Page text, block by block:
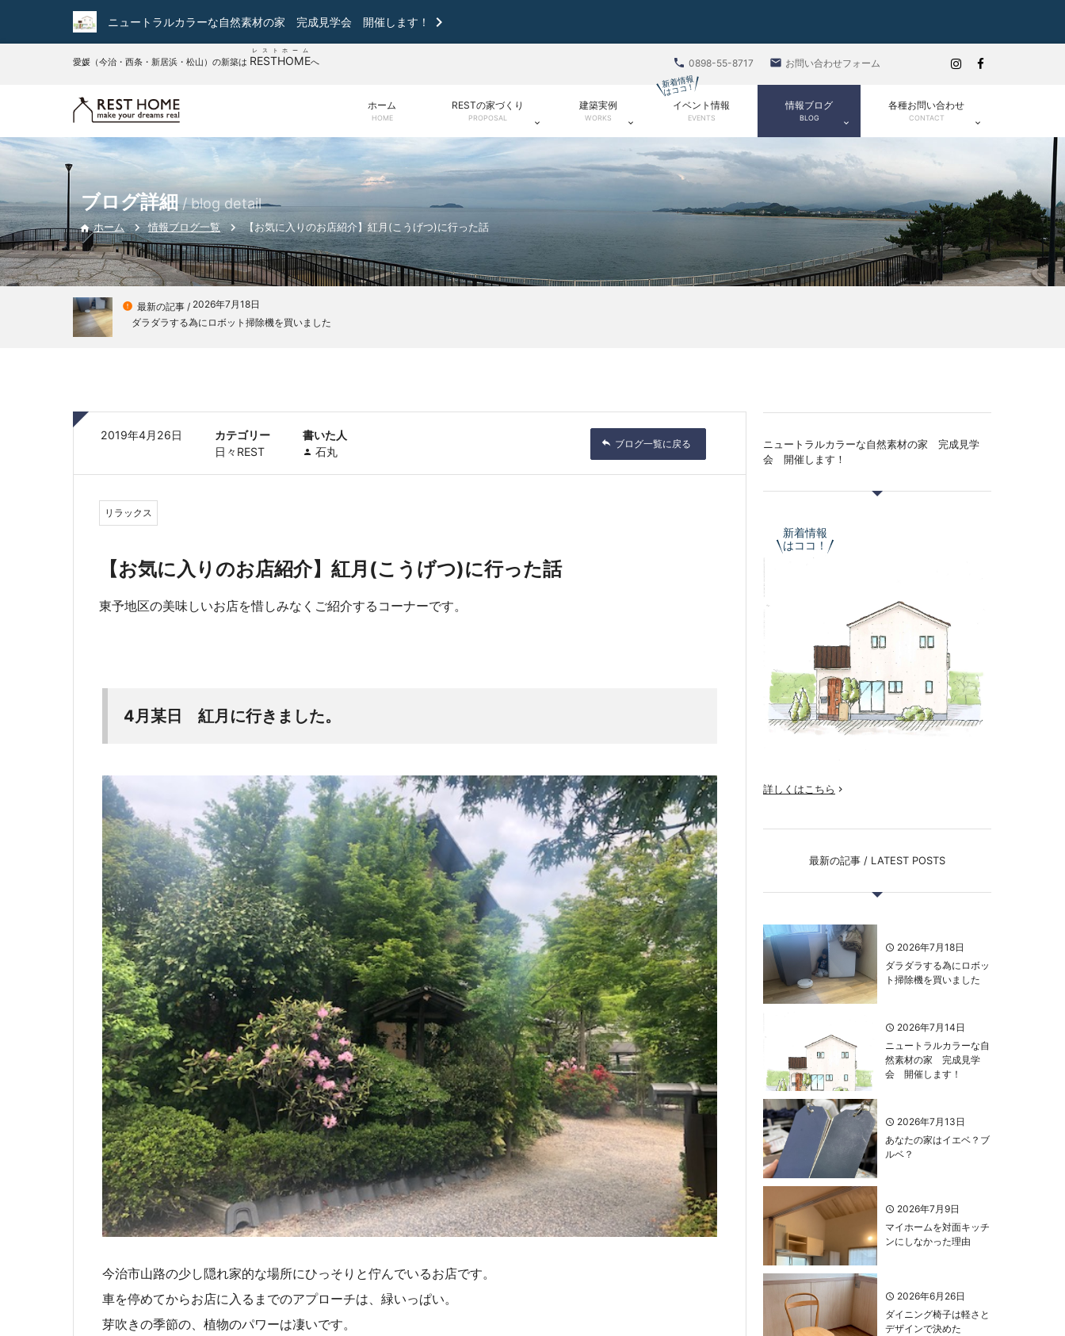
ニュートラルカラーな自然素材の家 完成見学会 開催します！ 
愛媛（今治・西条・新居浜・松山）の新築は RESTHOME
レストホーム
へ  0898-55-8717  お問い合わせフォーム
ホーム
HOME
RESTの家づくり
PROPOSAL

建築実例
WORKS

新着情報
はココ！
イベント情報
EVENTS
情報ブログ
BLOG

各種お問い合わせ
CONTACT

ブログ詳細/ blog detail
 ホーム 情報ブログ一覧 【お気に入りのお店紹介】紅月(こうげつ)に行った話
 最新の記事 / 2026年7月18日
ダラダラする為にロボット掃除機を買いました
2019年4月26日
カテゴリー
日々REST
書いた人
石丸
ブログ一覧に戻る
リラックス
【お気に入りのお店紹介】紅月(こうげつ)に行った話
東予地区の美味しいお店を惜しみなくご紹介するコーナーです。
4月某日 紅月に行きました。
今治市山路の少し隠れ家的な場所にひっそりと佇んでいるお店です。
車を停めてからお店に入るまでのアプローチは、緑いっぱい。
芽吹きの季節の、植物のパワーは凄いです。
ニュートラルカラーな自然素材の家 完成見学
会 開催します！
新着情報
はココ！
詳しくはこちら 
最新の記事 / LATEST POSTS
2026年7月18日
ダラダラする為にロボッ
ト掃除機を買いました
2026年7月14日
ニュートラルカラーな自
然素材の家 完成見学
会 開催します！
2026年7月13日
あなたの家はイエベ？ブ
ルベ？
2026年7月9日
マイホームを対面キッチ
ンにしなかった理由
2026年6月26日
ダイニング椅子は軽さと
デザインで決めた